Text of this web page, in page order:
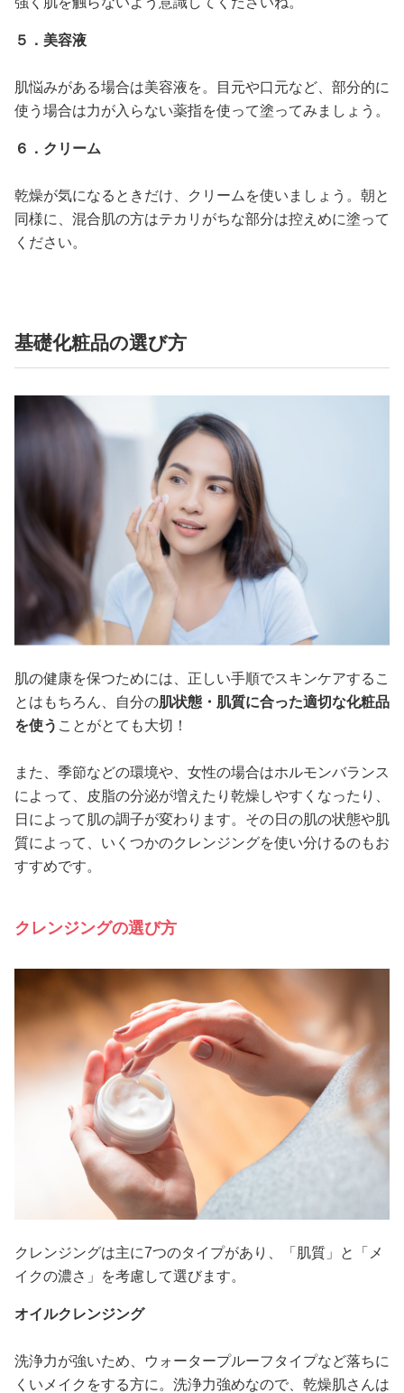
５．美容液
肌悩みがある場合は美容液を。目元や口元など、部分的に
使う場合は力が入らない薬指を使って塗ってみましょう。
６．クリーム
乾燥が気になるときだけ、クリームを使いましょう。朝と
同様に、混合肌の方はテカリがちな部分は控えめに塗って
ください。
基礎化粧品の選び方
肌の健康を保つためには、正しい手順でスキンケアするこ
とはもちろん、自分の肌状態・肌質に合った適切な化粧品
を使う ことがとても大切！
また、季節などの環境や、女性の場合はホルモンバランス
によって、皮脂の分泌が増えたり乾燥しやすくなったり、
日によって肌の調子が変わります。その日の肌の状態や肌
質によって、いくつかのクレンジングを使い分けるのもお
すすめです。
クレンジングの選び方
クレンジングは主に7つのタイプがあり、「肌質」と「メ
イクの濃さ」を考慮して選びます。
オイルクレンジング
洗浄力が強いため、ウォータープルーフタイプなど落ちに
くいメイクをする方に。洗浄力強めなので、乾燥肌さんは